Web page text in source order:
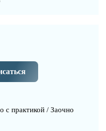
с практикой / Заочно